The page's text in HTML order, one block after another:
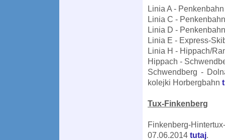
Linia A -
Linia C -
Linia D -
Linia E - Express-
Linia H - Hippach/
Hippach -
Schwendberg -
kolejki Horbergbahn
Tux-Finkenberg
Finkenberg-
07.06.2014 tutaj.